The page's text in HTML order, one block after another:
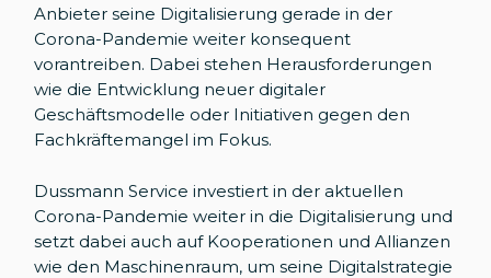
Anbieter seine Digitalisierung gerade in der
Corona-Pandemie weiter konsequent
vorantreiben. Dabei stehen Herausforderungen
wie die Entwicklung neuer digitaler
Geschäftsmodelle oder Initiativen gegen den
Fachkräftemangel im Fokus.
Dussmann Service investiert in der aktuellen
Corona-Pandemie weiter in die Digitalisierung und
setzt dabei auch auf Kooperationen und Allianzen
wie den Maschinenraum, um seine Digitalstrategie